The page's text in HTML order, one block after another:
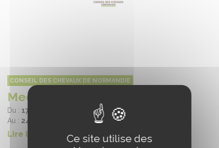
CONSEIL DES CHEVAUX DE NORMANDIE
Meeting de Clairefontaine
Du : 17/06/2025
Au : 24/10/2025
Lire la suite
Ce site utilise des